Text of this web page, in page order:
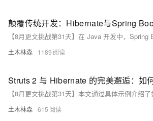
土木林森 1189
土木林森 615